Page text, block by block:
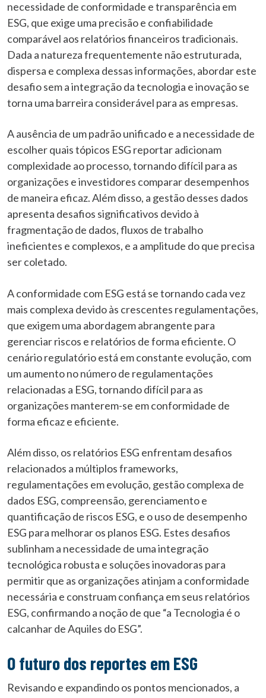
necessidade de conformidade e transparência em
ESG, que exige uma precisão e confiabilidade
comparável aos relatórios financeiros tradicionais.
Dada a natureza frequentemente não estruturada,
dispersa e complexa dessas informações, abordar este
desafio sem a integração da tecnologia e inovação se
torna uma barreira considerável para as empresas.
A ausência de um padrão unificado e a necessidade de
escolher quais tópicos ESG reportar adicionam
complexidade ao processo, tornando difícil para as
organizações e investidores comparar desempenhos
de maneira eficaz. Além disso, a gestão desses dados
apresenta desafios significativos devido à
fragmentação de dados, fluxos de trabalho
ineficientes e complexos, e a amplitude do que precisa
ser coletado.
A conformidade com ESG está se tornando cada vez
mais complexa devido às crescentes regulamentações,
que exigem uma abordagem abrangente para
gerenciar riscos e relatórios de forma eficiente. O
cenário regulatório está em constante evolução, com
um aumento no número de regulamentações
relacionadas a ESG, tornando difícil para as
organizações manterem-se em conformidade de
forma eficaz e eficiente.
Além disso, os relatórios ESG enfrentam desafios
relacionados a múltiplos frameworks,
regulamentações em evolução, gestão complexa de
dados ESG, compreensão, gerenciamento e
quantificação de riscos ESG, e o uso de desempenho
ESG para melhorar os planos ESG. Estes desafios
sublinham a necessidade de uma integração
tecnológica robusta e soluções inovadoras para
permitir que as organizações atinjam a conformidade
necessária e construam confiança em seus relatórios
ESG, confirmando a noção de que “a Tecnologia é o
calcanhar de Aquiles do ESG”.
O futuro dos reportes em ESG
Revisando e expandindo os pontos mencionados, a